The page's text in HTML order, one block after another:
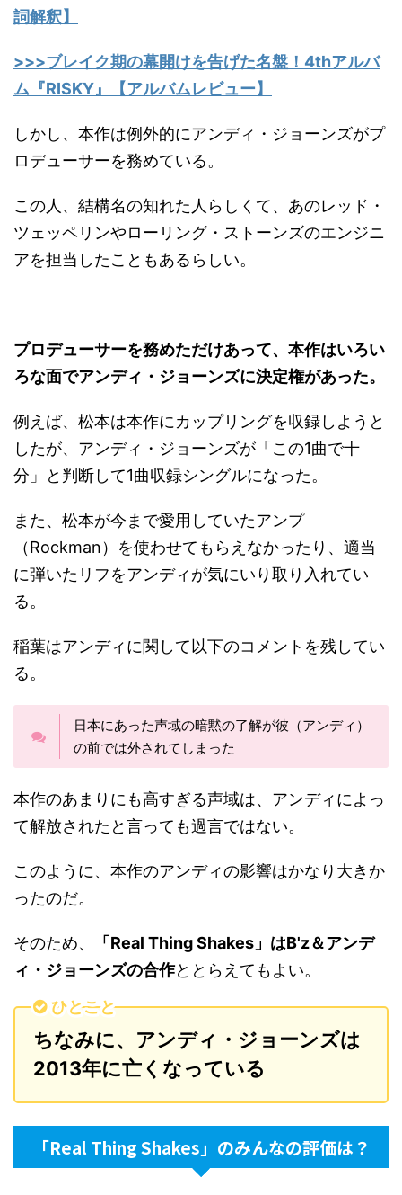
詞解釈】
>>>ブレイク期の幕開けを告げた名盤！4thアルバ
ム『RISKY』【アルバムレビュー】
しかし、本作は例外的にアンディ・ジョーンズがプ
ロデューサーを務めている。
この人、結構名の知れた人らしくて、あのレッド・
ツェッペリンやローリング・ストーンズのエンジニ
アを担当したこともあるらしい。
プロデューサーを務めただけあって、本作はいろい
ろな面でアンディ・ジョーンズに決定権があった。
例えば、松本は本作にカップリングを収録しようと
したが、アンディ・ジョーンズが「この1曲で十
分」と判断して1曲収録シングルになった。
また、松本が今まで愛用していたアンプ
（Rockman）を使わせてもらえなかったり、適当
に弾いたリフをアンディが気にいり取り入れてい
る。
稲葉はアンディに関して以下のコメントを残してい
る。
日本にあった声域の暗黙の了解が彼（アンディ）
の前では外されてしまった
本作のあまりにも高すぎる声域は、アンディによっ
て解放されたと言っても過言ではない。
このように、本作のアンディの影響はかなり大きか
ったのだ。
そのため、
「Real Thing Shakes」はB'z＆アンデ
ィ・ジョーンズの合作ととらえてもよい。
ひとこと
ちなみに、アンディ・ジョーンズは
2013年に亡くなっている
「Real Thing Shakes」のみんなの評価は？